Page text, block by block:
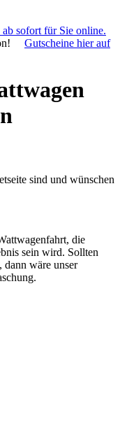
sofort für Sie online.
Gutscheine hier auf
sind und wünschen
die
sein wird. Sollten
dann wäre unser